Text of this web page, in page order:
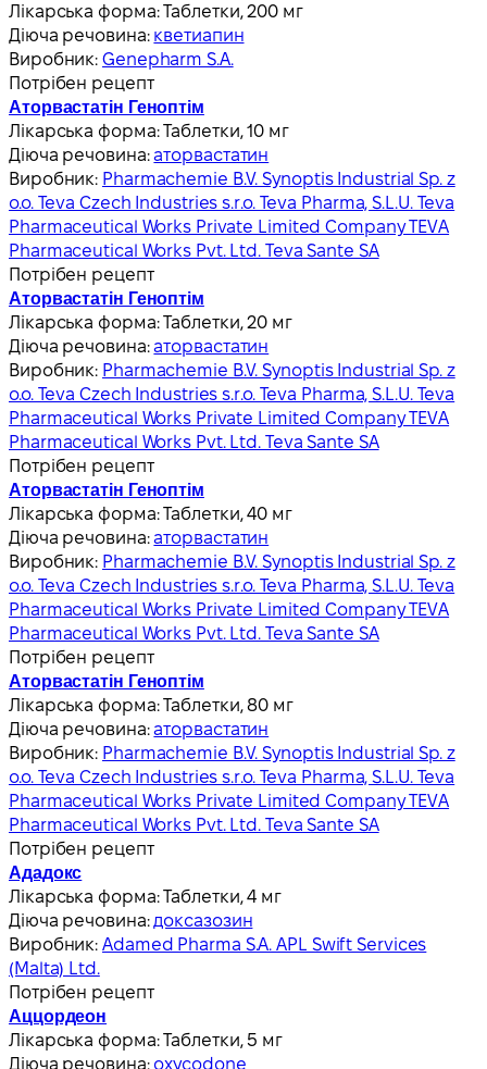
Лікарська форма:Таблетки, 200 мг
Діюча речовина: кветиапин
Виробник:Genepharm S.A.
Потрібен рецепт
Аторвастатін Геноптім
Лікарська форма:Таблетки, 10 мг
Діюча речовина:аторвастатин
Виробник: Pharmachemie B.V. Synoptis Industrial Sp. z
o.o. Teva Czech Industries s.r.o. Teva Pharma, S.L.U. Teva
Pharmaceutical Works Private Limited Company TEVA
Pharmaceutical Works Pvt. Ltd. Teva Sante SA
Потрібен рецепт
Аторвастатін Геноптім
Лікарська форма:Таблетки, 20 мг
Діюча речовина:аторвастатин
Виробник: Pharmachemie B.V. Synoptis Industrial Sp. z
o.o. Teva Czech Industries s.r.o. Teva Pharma, S.L.U. Teva
Pharmaceutical Works Private Limited Company TEVA
Pharmaceutical Works Pvt. Ltd. Teva Sante SA
Потрібен рецепт
Аторвастатін Геноптім
Лікарська форма:Таблетки, 40 мг
Діюча речовина:аторвастатин
Виробник: Pharmachemie B.V. Synoptis Industrial Sp. z
o.o. Teva Czech Industries s.r.o. Teva Pharma, S.L.U. Teva
Pharmaceutical Works Private Limited Company TEVA
Pharmaceutical Works Pvt. Ltd. Teva Sante SA
Потрібен рецепт
Аторвастатін Геноптім
Лікарська форма:Таблетки, 80 мг
Діюча речовина:аторвастатин
Виробник: Pharmachemie B.V. Synoptis Industrial Sp. z
o.o. Teva Czech Industries s.r.o. Teva Pharma, S.L.U. Teva
Pharmaceutical Works Private Limited Company TEVA
Pharmaceutical Works Pvt. Ltd. Teva Sante SA
Потрібен рецепт
Ададокс
Лікарська форма:Таблетки, 4 мг
Діюча речовина:доксазозин
Виробник:Adamed Pharma S.A. APL Swift Services
(Malta) Ltd.
Потрібен рецепт
Аццордеон
Лікарська форма:Таблетки, 5 мг
Діюча речовина: oxycodone